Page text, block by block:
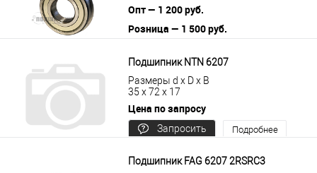
Опт — 1 200 руб.
Розница — 1 500 руб.
Подшипник NTN 6207
Размеры d x D x B
35 x 72 x 17
Цена по запросу
Запросить
Подробнее
Подшипник FAG 6207 2RSRC3